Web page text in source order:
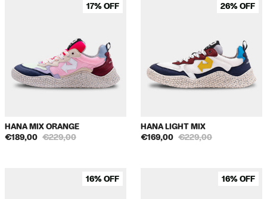
17% OFF
HANA MIX ORANGE
€189,00 €229,00
26% OFF
HANA LIGHT MIX
€169,00 €229,00
16% OFF 16% OFF